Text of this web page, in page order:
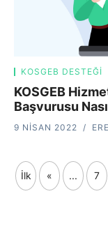
KOSGEB DESTEĞI
KOSGEB
Başvurusu
9 NISAN 2022
İlk « ... 7